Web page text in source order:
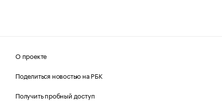
О проекте
Поделиться новостью на РБК
Получить пробный доступ